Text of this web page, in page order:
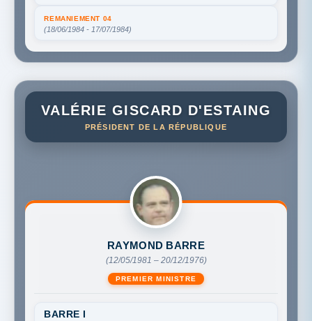
REMANIEMENT 04
(18/06/1984 - 17/07/1984)
VALÉRIE GISCARD D'ESTAING
PRÉSIDENT DE LA RÉPUBLIQUE
RAYMOND BARRE
(12/05/1981 – 20/12/1976)
PREMIER MINISTRE
BARRE I